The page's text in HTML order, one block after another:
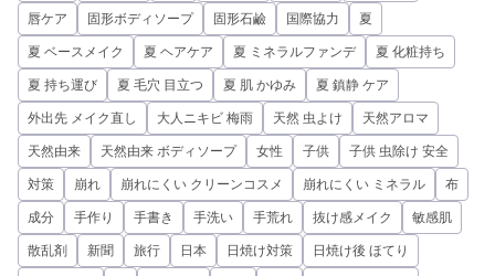
唇ケア 固形ボディソープ 固形石鹼 国際協力 夏
夏 ベースメイク 夏 ヘアケア 夏 ミネラルファンデ 夏 化粧持ち
夏 持ち運び 夏 毛穴 目立つ 夏 肌 かゆみ 夏 鎮静 ケア
外出先 メイク直し 大人ニキビ 梅雨 天然 虫よけ 天然アロマ
天然由来 天然由来 ボディソープ 女性 子供 子供 虫除け 安全
対策 崩れ 崩れにくい クリーンコスメ 崩れにくい ミネラル 布
成分 手作り 手書き 手洗い 手荒れ 抜け感メイク 敏感肌
散乱剤 新聞 旅行 日本 日焼け対策 日焼け後 ほてり